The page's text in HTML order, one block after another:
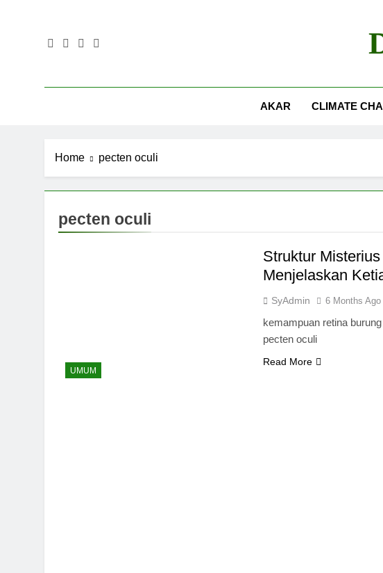
AKAR CLIMATE
Home pecten oculi
pecten oculi
UMUM
Struktur
Menjelaskan
SyAdmin 6 Months Ago
kemampuan retina
pecten oculi
Read More